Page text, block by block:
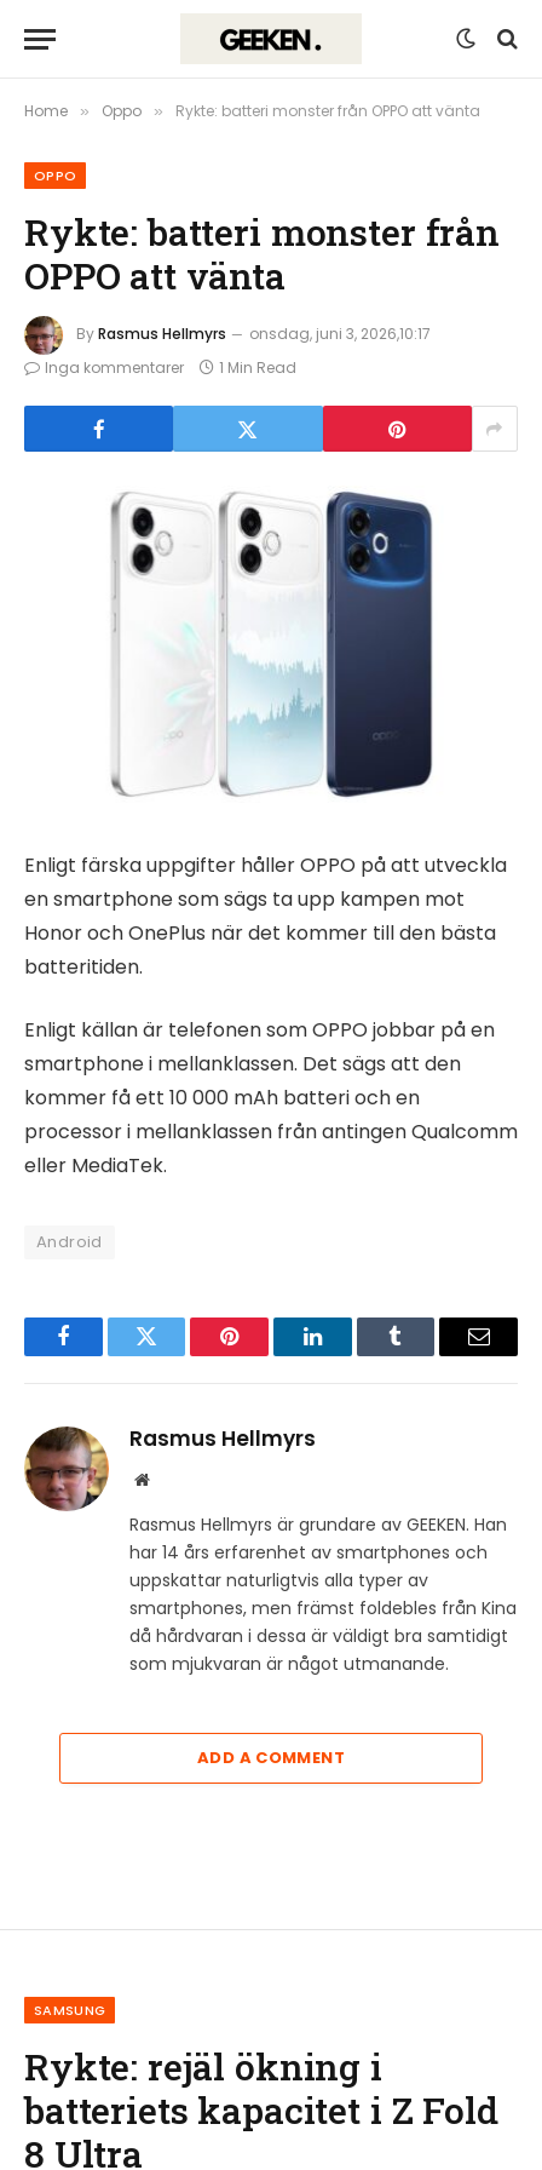
Home » Oppo » Rykte: batteri monster från OPPO att vänta
OPPO
Rykte: batteri monster från
OPPO att vänta
ByRasmus Hellmyrs
onsdag, juni 3, 2026,10:17
Inga kommentarer
1 Min Read
Enligt färska uppgifter håller OPPO på att utveckla
en smartphone som sägs ta upp kampen mot
Honor och OnePlus när det kommer till den bästa
batteritiden.
Enligt källan är telefonen som OPPO jobbar på en
smartphone i mellanklassen. Det sägs att den
kommer få ett 10 000 mAh batteri och en
processor i mellanklassen från antingen Qualcomm
eller MediaTek.
Android
FacebookTwitter Pinterest LinkedInTumblr Email
Rasmus Hellmyrs
Website
Rasmus Hellmyrs är grundare av GEEKEN. Han
har 14 års erfarenhet av smartphones och
uppskattar naturligtvis alla typer av
smartphones, men främst foldebles från Kina
då hårdvaran i dessa är väldigt bra samtidigt
som mjukvaran är något utmanande.
ADD A COMMENT
SAMSUNG
Rykte: rejäl ökning i
batteriets kapacitet i Z Fold
8 Ultra